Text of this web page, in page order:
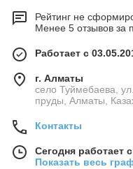
Рейтинг не
Менее 5 отзывов за
Работает с
г. Алматы
село Туймебаева,
пруды, Алматы,
Контакты
Сегодня работает
Показать весь